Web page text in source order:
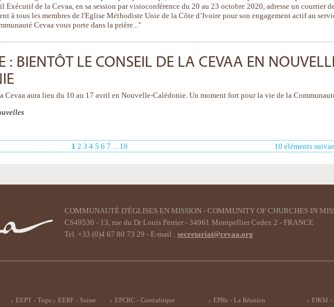
Exécutif de la Cevaa, en sa session par visioconférence du 20 au 23 octobre 2020, adresse un courrier
à tous les membres de l'Eglise Méthodiste Unie de la Côte d’Ivoire pour son engagement actif au
Cevaa vous porte dans la prière..."
: BIENTÔT LE CONSEIL DE LA CEVAA EN
Cevaa aura lieu du 10 au 17 avril en Nouvelle-Calédonie. Un moment fort pour la vie de la
10 éléments
1 2 3 4 5 6 7 ... 10
COMMUNAUTÉ D'ÉGLISES EN MISSION - COMMUNITY OF CHURCHES IN
CS49530 - 13, rue du Dr Louis Perrier - 34961 Montpellier Cedex 2 - FRANCE
Tel. +33 (0)4 67 80 73 29 - E-mail : secretariat@cevaa.org
EEPT - Togo
EERF - Suisse
EPCRC - Centrafrique
EPRe - La Réunion
FJKM -